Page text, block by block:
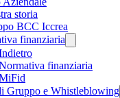
storia
BCC Iccrea
finanziaria
finanziaria
Gruppo e Whistleblowing